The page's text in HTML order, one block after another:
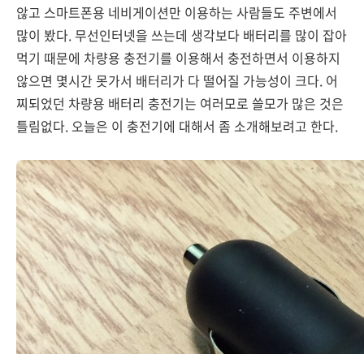
않고 스마트폰용 네비게이션만 이용하는 사람들도 주변에서
많이 봤다. 무선인터넷을 쓰는데 생각보다 배터리를 많이 잡아
먹기 때문에 차량용 충전기를 이용해서 충전하면서 이용하지
않으면 몇시간 못가서 배터리가 다 떨어질 가능성이 크다. 어
찌되었던 차량용 배터리 충전기는 여러모로 쓸모가 많은 것은
틀림없다. 오늘은 이 충전기에 대해서 좀 소개해보려고 한다.